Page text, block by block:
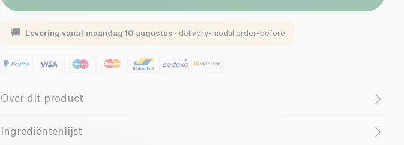
🚚 Levering vanaf maandag 10 augustus · delivery-modal.order-before
Over dit product
koppige vlekken van 30 ° C, terwijl het de meest gevoelige linnen en huiden
Ingrediëntenlijst